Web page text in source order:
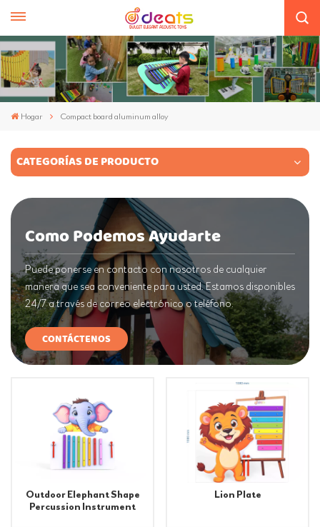
Hogar Compact board aluminum alloy
CATEGORÍAS DE PRODUCTO
Como Podemos Ayudarte
Puede ponerse en contacto con nosotros de cualquier
manera que sea conveniente para usted. Estamos disponibles
24/7 a través de correo electrónico o teléfono.
CONTÁCTENOS
Outdoor Elephant Shape
Percussion Instrument
Lion Plate